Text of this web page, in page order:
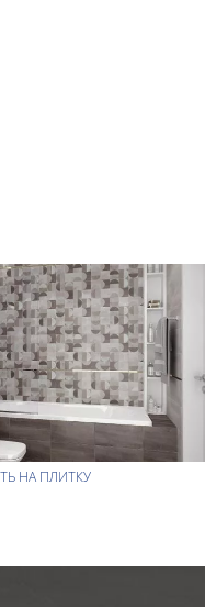
НА ПЛИТКУ